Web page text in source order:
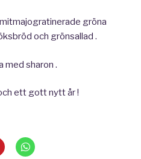
gröna
och grönsallad .
med sharon .
ett gott nytt år !